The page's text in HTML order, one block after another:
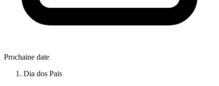
Prochaine date
Dia dos Pais